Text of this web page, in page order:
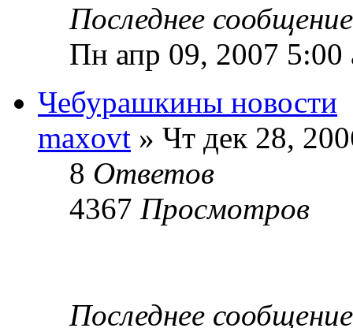
Последнее
Пн апр 09, 2007 5:00
Чебурашкины новости
maxovt » Чт дек 28,
8 Ответов
4367 Просмотров
Последнее